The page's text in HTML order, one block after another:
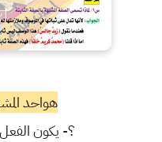
هواحد
؟- يكون